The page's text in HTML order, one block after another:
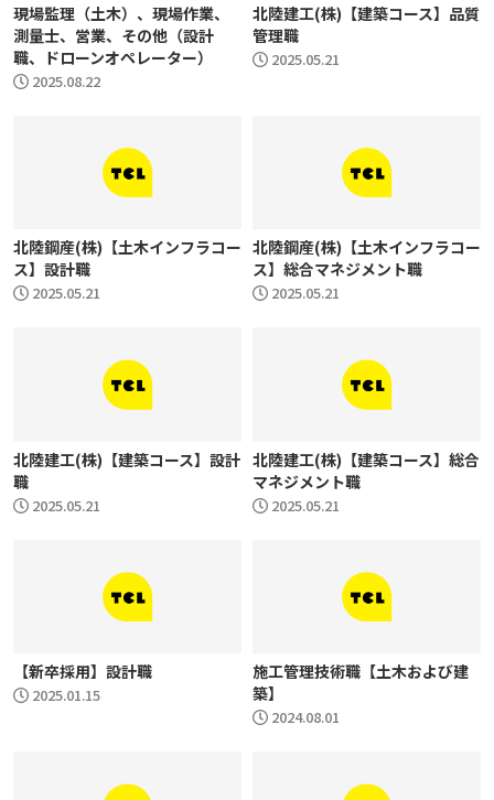
現場監理（土木）、現場作業、
測量士、営業、その他（設計
職、ドローンオペレーター）
2025.08.22
北陸建工(株)【建築コース】品質
管理職
2025.05.21
北陸鋼産(株)【土木インフラコー
ス】設計職
2025.05.21
北陸鋼産(株)【土木インフラコー
ス】総合マネジメント職
2025.05.21
北陸建工(株)【建築コース】設計
職
2025.05.21
北陸建工(株)【建築コース】総合
マネジメント職
2025.05.21
【新卒採用】設計職
2025.01.15
施工管理技術職【土木および建
築】
2024.08.01